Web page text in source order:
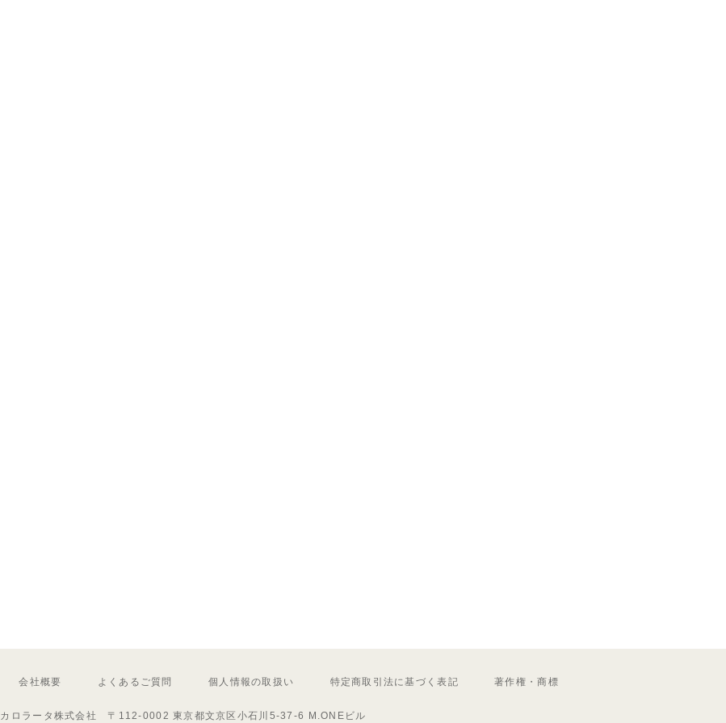
会社概要 よくあるご質問 個人情報の取扱い 特定商取引法に基づく表記 著作権・商標
カロラータ株式会社 〒112-0002 東京都文京区小石川5-37-6 M.ONEビル